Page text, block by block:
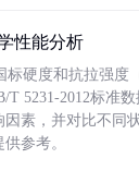
性能分析
硬度和抗拉强度
T 5231-2012标准
素，并对比不同
参考。